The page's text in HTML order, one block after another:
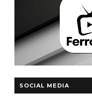
SOCIAL MEDIA